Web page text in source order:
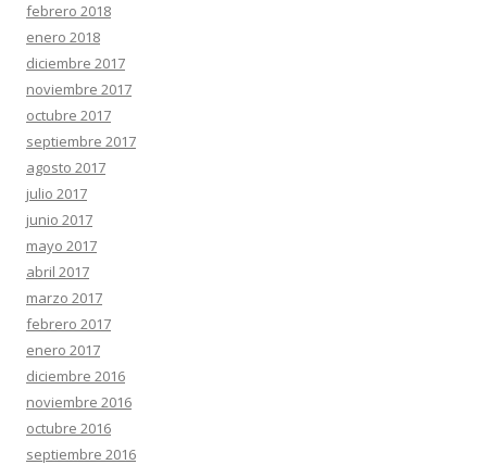
febrero 2018
enero 2018
diciembre 2017
noviembre 2017
octubre 2017
septiembre 2017
agosto 2017
julio 2017
junio 2017
mayo 2017
abril 2017
marzo 2017
febrero 2017
enero 2017
diciembre 2016
noviembre 2016
octubre 2016
septiembre 2016